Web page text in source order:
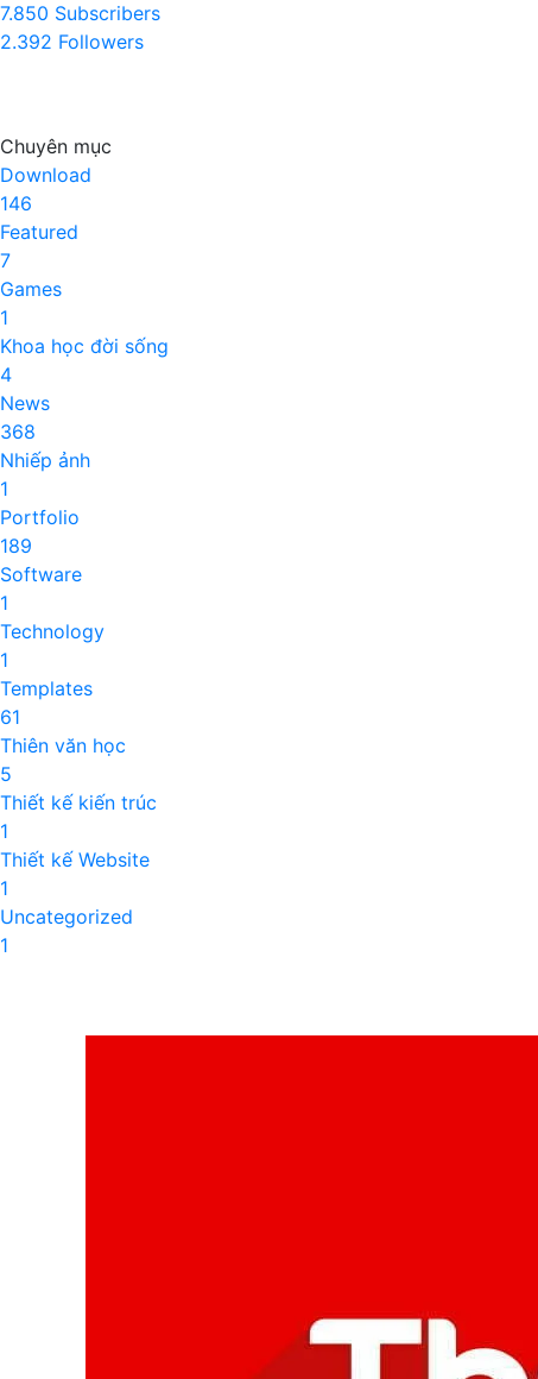
7.850 Subscribers
2.392 Followers
Chuyên mục
Download
146
Featured
7
Games
1
Khoa học đời sống
4
News
368
Nhiếp ảnh
1
Portfolio
189
Software
1
Technology
1
Templates
61
Thiên văn học
5
Thiết kế kiến trúc
1
Thiết kế Website
1
Uncategorized
1